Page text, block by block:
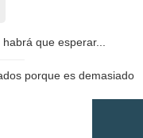
que esperar...
porque es demasiado